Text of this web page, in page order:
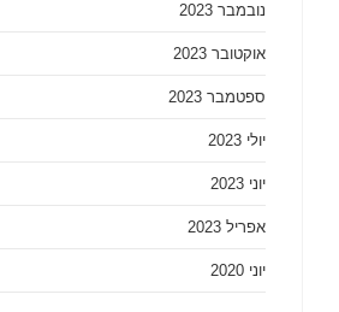
נובמבר 2023
אוקטובר 2023
ספטמבר 2023
יולי 2023
יוני 2023
אפריל 2023
יוני 2020